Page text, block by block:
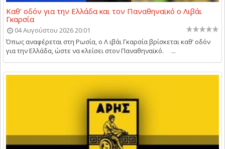
Καθ’ οδόν για την Ελλάδα και τον Παναθηναϊκό ο Λιβάι
Γκαρσία
04 Αυγούστου 2026 20:01
Όπως αναφέρεται στη Ρωσία, ο Λ ιβάι Γκαρσία βρίσκεται καθ’ οδόν
για την Ελλάδα, ώστε να κλείσει στον Παναθηναϊκό. ...